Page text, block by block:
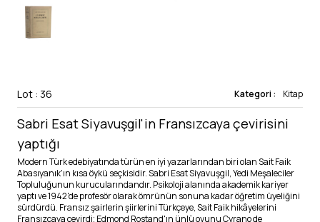
Lot : 36 Kategori : Kitap
Sabri Esat Siyavuşgil'in Fransızcaya çevirisini
yaptığı
Modern Türk edebiyatında türün en iyi yazarlarından biri olan Sait Faik
Abasıyanık'ın kısa öykü seçkisidir. Sabri Esat Siyavuşgil, Yedi Meşaleciler
Topluluğunun kurucularındandır. Psikoloji alanında akademik kariyer
yaptı ve 1942'de profesör olarak ömrünün sonuna kadar öğretim üyeliğini
sürdürdü. Fransız şairlerin şiirlerini Türkçeye, Sait Faik hikâyelerini
Fransızcaya çevirdi; Edmond Rostand'ın ünlü oyunu Cyrano de